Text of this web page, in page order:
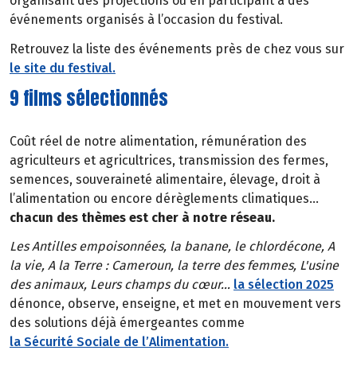
événements organisés à l’occasion du festival.
Retrouvez la liste des événements près de chez vous sur
le site du festival.
9 films sélectionnés
Coût réel de notre alimentation, rémunération des
agriculteurs et agricultrices, transmission des fermes,
semences, souveraineté alimentaire, élevage, droit à
l’alimentation ou encore dérèglements climatiques…
chacun des thèmes est cher à notre réseau.
Les Antilles empoisonnées, la banane, le chlordécone, A
la vie, A la Terre : Cameroun, la terre des femmes, L'usine
des animaux, Leurs champs du cœur… la sélection 2025
dénonce, observe, enseigne, et met en mouvement vers
des solutions déjà émergeantes comme
la Sécurité Sociale de l’Alimentation.